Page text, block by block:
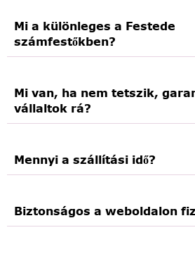
Mi a különleges a Festede
számfestőkben?
Mi van, ha nem tetszik,
vállaltok rá?
Mennyi a szállítási idő?
Biztonságos a weboldalon